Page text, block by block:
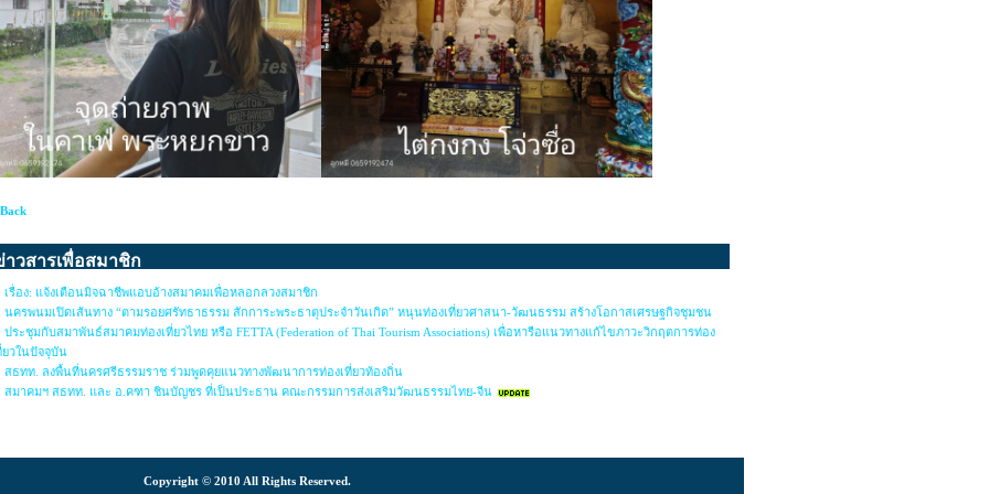
าวสารเพื่อสมาชิก
เรื่อง: แจ้งเตือนมิจฉาชีพแอบอ้างสมาคมเพื่อหลอกลวงสมาชิก
นครพนมเปิดเส้นทาง “ตามรอยศรัทธาธรรม สักการะพระธาตุประจำวันเกิด” หนุนท่องเที่ยวศาสนา-วัฒนธรรม สร้างโอกาสเศรษฐกิจชุมชน
ประชุมกับสมาพันธ์สมาคมท่องเที่ยวไทย หรือ FETTA (Federation of Thai Tourism Associations) เพื่อหารือแนวทางแก้ไขภาวะวิกฤตการท่อง
ยวในปัจจุบัน
สธทท. ลงพื้นที่นครศรีธรรมราช ร่วมพูดคุยแนวทางพัฒนาการท่องเที่ยวท้องถิ่น
สมาคมฯ สธทท. และ อ.คฑา ชินบัญชร ที่เป็นประธาน คณะกรรมการส่งเสริมวัฒนธรรมไทย-จีน
Copyright © 2010 All Rights Reserved.